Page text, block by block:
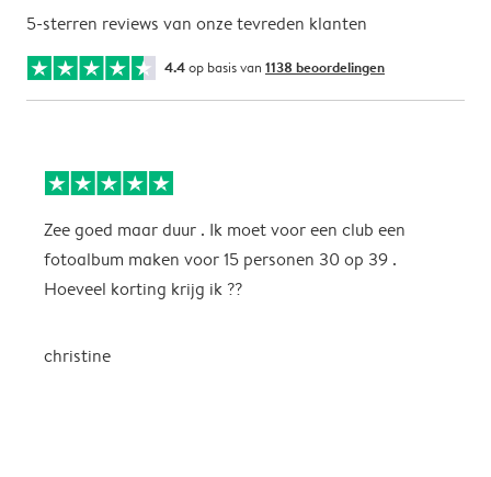
5-sterren reviews van onze tevreden klanten
4.4op basis van 1138 beoordelingen
Zee goed maar duur . Ik moet voor een club een
fotoalbum maken voor 15 personen 30 op 39 .
Hoeveel korting krijg ik ??
christine